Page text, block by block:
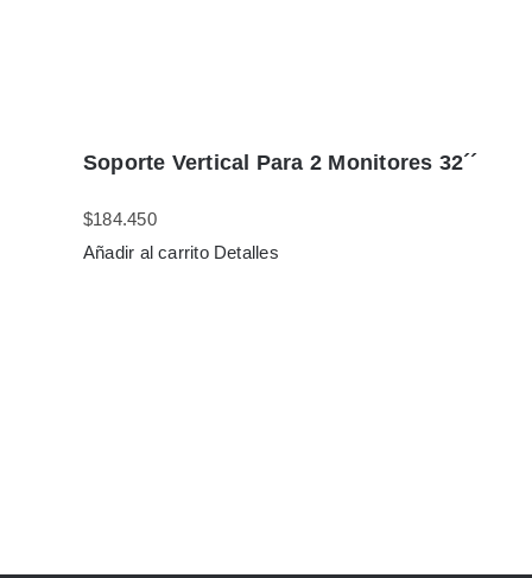
Soporte Vertical Para 2 Monitores 32´´
$184.450
Añadir al carrito Detalles